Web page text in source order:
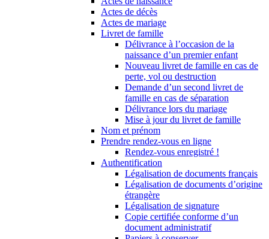
Actes de décès
Actes de mariage
Livret de famille
Délivrance à l’occasion de la
naissance d’un premier enfant
Nouveau livret de famille en cas de
perte, vol ou destruction
Demande d’un second livret de
famille en cas de séparation
Délivrance lors du mariage
Mise à jour du livret de famille
Nom et prénom
Prendre rendez-vous en ligne
Rendez-vous enregistré !
Authentification
Légalisation de documents français
Légalisation de documents d’origine
étrangère
Légalisation de signature
Copie certifiée conforme d’un
document administratif